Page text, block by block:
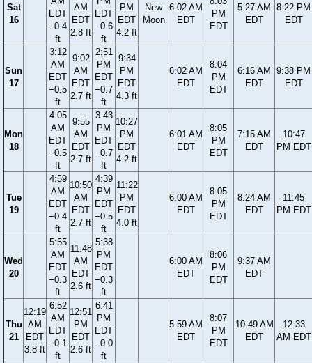
Sat
16
EDT
−0.4
ft
AM
EDT
2.8 ft
EDT
−0.6
ft
PM
EDT
4.2 ft
New
Moon
6:02 AM
EDT
PM
EDT
5:27 AM
EDT
8:22 PM
EDT
Sun
17
3:12
AM
EDT
−0.5
ft
9:02
AM
EDT
2.7 ft
2:51
PM
EDT
−0.7
ft
9:34
PM
EDT
4.3 ft
6:02 AM
EDT
8:04
PM
EDT
6:16 AM
EDT
9:38 PM
EDT
Mon
18
4:05
AM
EDT
−0.5
ft
9:55
AM
EDT
2.7 ft
3:43
PM
EDT
−0.7
ft
10:27
PM
EDT
4.2 ft
6:01 AM
EDT
8:05
PM
EDT
7:15 AM
EDT
10:47
PM EDT
Tue
19
4:59
AM
EDT
−0.4
ft
10:50
AM
EDT
2.7 ft
4:39
PM
EDT
−0.5
ft
11:22
PM
EDT
4.0 ft
6:00 AM
EDT
8:05
PM
EDT
8:24 AM
EDT
11:45
PM EDT
Wed
20
5:55
AM
EDT
−0.3
ft
11:48
AM
EDT
2.6 ft
5:38
PM
EDT
−0.3
ft
6:00 AM
EDT
8:06
PM
EDT
9:37 AM
EDT
Thu
21
12:19
AM
EDT
3.8 ft
6:52
AM
EDT
−0.1
ft
12:51
PM
EDT
2.6 ft
6:41
PM
EDT
−0.0
ft
5:59 AM
EDT
8:07
PM
EDT
10:49 AM
EDT
12:33
AM EDT